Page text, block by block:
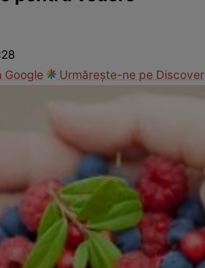
Urmărește-ne pe Discover